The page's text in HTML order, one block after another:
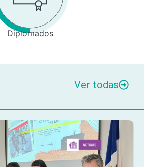
Diplomados
Ver todas